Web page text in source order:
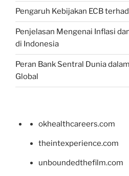
Pengaruh Kebijakan ECB
Penjelasan Mengenai Inflasi
di Indonesia
Peran Bank Sentral Dunia
Global
okhealthcareers.com
theintexperience.com
unboundedthefilm.com